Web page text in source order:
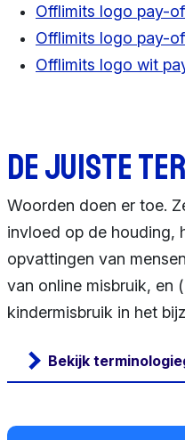
Offlimits logo pay-
Offlimits logo pay-
Offlimits logo wit
De juiste
Woorden doen er toe.
invloed op de houding,
opvattingen van
van online misbruik, en
kindermisbruik in het
Bekijk